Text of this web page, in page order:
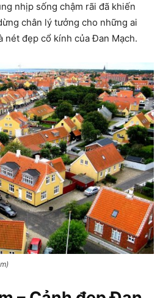
nhịp sống chậm rãi đã khiến
chân lý tưởng cho những ai
nét đẹp cổ kính của Đan Mạch.